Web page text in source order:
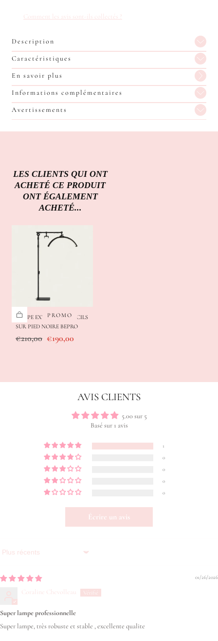
Comment les avis sont-ils collectés ?
Description
Caractéristiques
En savoir plus
Informations complémentaires
Avertissements
LES CLIENTS QUI ONT
ACHETÉ CE PRODUIT
ONT ÉGALEMENT
ACHETÉ...
PROMO
LAMPE EXTENSION DE CILS
SUR PIED NOIRE BEPRO
Prix
€210,00 Prix
€190,00
AVIS CLIENTS
5.00 sur 5
Basé sur 1 avis
1
0
0
0
0
Écrire un avis
Sort by
01/26/2026
Coraline Chevolleau
Super lampe professionnelle
Super lampe, très robuste et stable , excellente qualite